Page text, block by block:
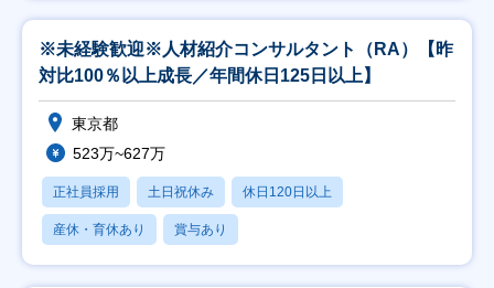
※未経験歓迎※人材紹介コンサルタント（RA）【昨
対比100％以上成長／年間休日125日以上】
東京都
523万~627万
正社員採用 土日祝休み 休日120日以上
産休・育休あり 賞与あり